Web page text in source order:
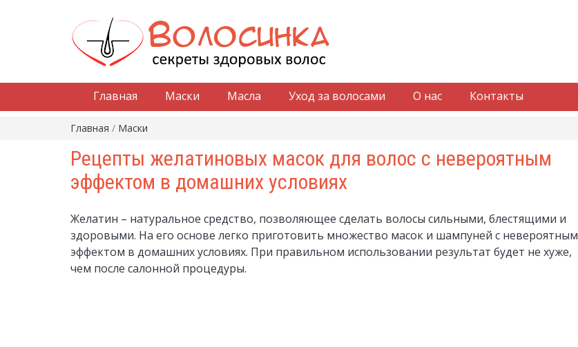
Главная Маски Масла Уход за волосами О нас Контакты
Главная / Маски
Рецепты желатиновых масок для волос с невероятным
эффектом в домашних условиях
Желатин – натуральное средство, позволяющее сделать волосы сильными, блестящими и
здоровыми. На его основе легко приготовить множество масок и шампуней с невероятным
эффектом в домашних условиях. При правильном использовании результат будет не хуже,
чем после салонной процедуры.